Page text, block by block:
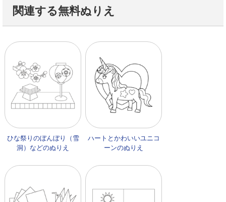
関連する無料ぬりえ
ひな祭りのぼんぼり（雪
洞）などのぬりえ
ハートとかわいいユニコ
ーンのぬりえ